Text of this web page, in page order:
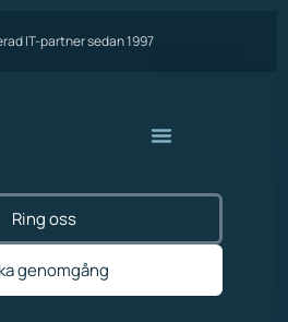
IT-partner sedan 1997
Ring oss
genomgång